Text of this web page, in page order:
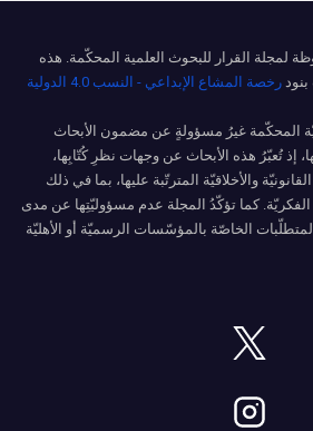
لمجلة القرار للبحوث العلمية المحكّمة. هذه
رخصة المشاع الإبداعي - النسب 4.0 الدولية
المحكّمة غيرُ مسؤولةٍ عن مضمون الأبحاث
إذ تُعبّرُ هذه الأبحاث عن وجهات نظرِ كُتّابِها،
والأخلاقيّة المترتّبة عليها، بما في ذلك
كما تؤكّدُ المجلة عدم مسؤوليّتِها عن مدى
الخاصّة بالمؤسّسات الرسميّة أو الأهليّة